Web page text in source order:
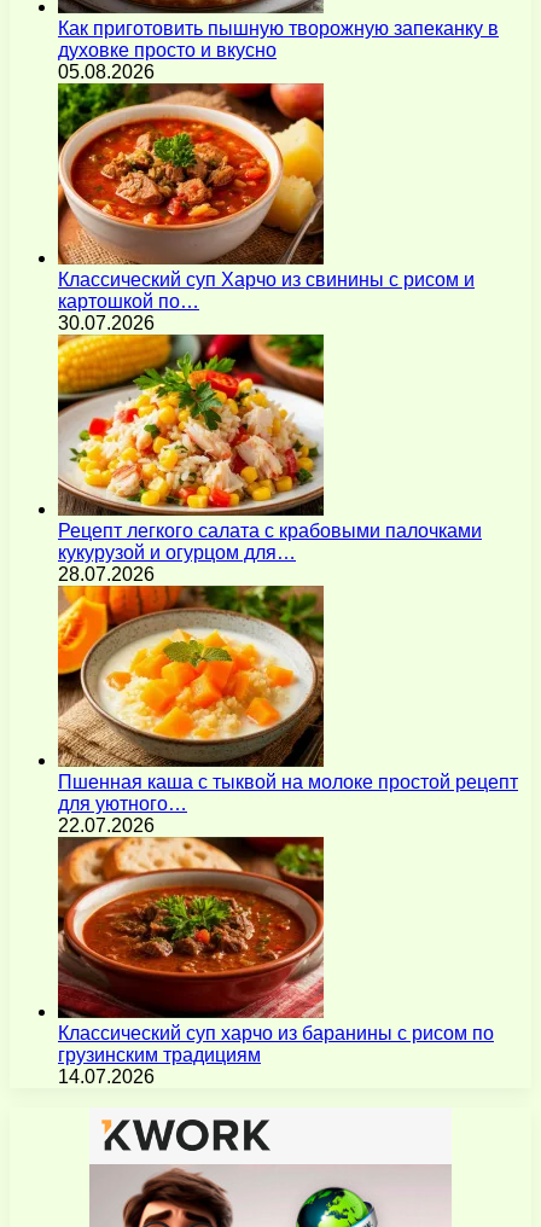
Как приготовить пышную творожную запеканку в
духовке просто и вкусно
05.08.2026
Классический суп Харчо из свинины с рисом и
картошкой по…
30.07.2026
Рецепт легкого салата с крабовыми палочками
кукурузой и огурцом для…
28.07.2026
Пшенная каша с тыквой на молоке простой рецепт
для уютного…
22.07.2026
Классический суп харчо из баранины с рисом по
грузинским традициям
14.07.2026